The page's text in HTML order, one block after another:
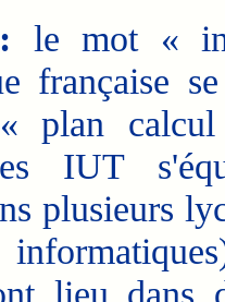
le mot «
française
plan calcul
IUT
plusieurs
lieu dans